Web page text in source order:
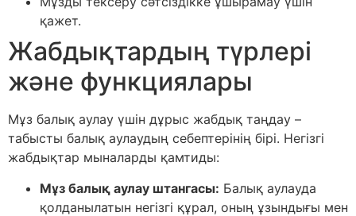
қажет.
Жабдықтардың түрлері
және функциялары
Мұз балық аулау үшін дұрыс жабдық таңдау –
табысты балық аулаудың себептерінің бірі. Негізгі
жабдықтар мыналарды қамтиды:
Мұз балық аулау штангасы: Балық аулауда
қолданылатын негізгі құрал, оның ұзындығы мен